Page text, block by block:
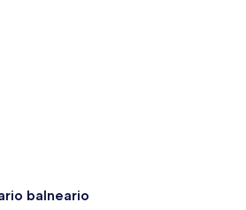
balneario